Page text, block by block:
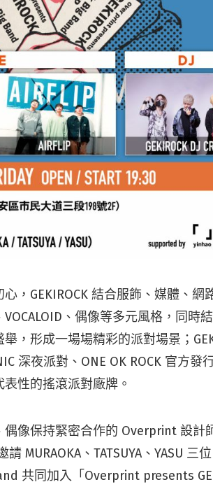
，GEKIROCK 結合服飾、媒體、網
、偶像等多元風格，同時
，形成一場場精彩的派對場景；
深夜派對、ONE OK ROCK 官方發
性的搖滾派對廠牌。
像保持緊密合作的 Overprint 設計
MURAOKA、TATSUYA、YASU 三
共同加入「Overprint presents